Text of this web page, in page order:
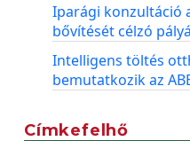
Iparági konzultáció
bővítését célzó
Intelligens töltés
bemutatkozik az
Címkefelhő